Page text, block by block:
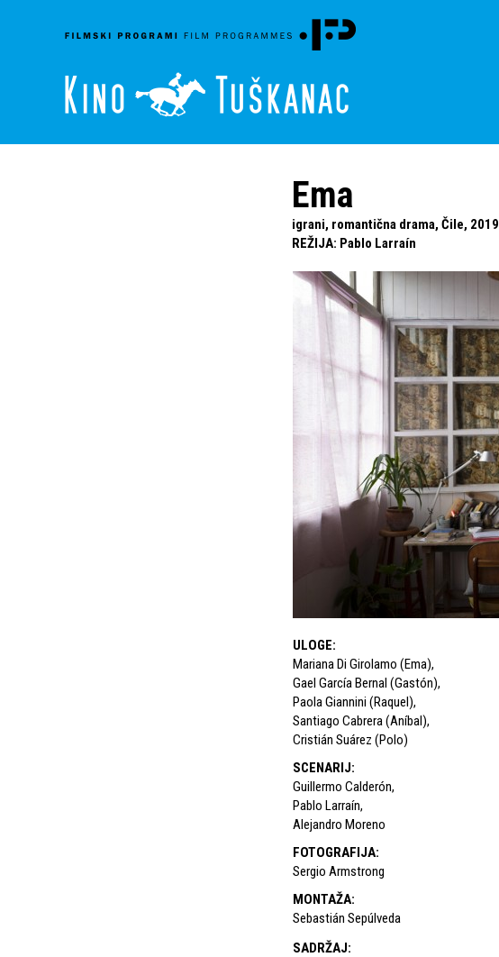
Ema
igrani, romantična drama, Čile, 2019
REŽIJA: Pablo Larraín
ULOGE:
Mariana Di Girolamo (Ema),
Gael García Bernal (Gastón),
Paola Giannini (Raquel),
Santiago Cabrera (Aníbal),
Cristián Suárez (Polo)
SCENARIJ:
Guillermo Calderón,
Pablo Larraín,
Alejandro Moreno
FOTOGRAFIJA:
Sergio Armstrong
MONTAŽA:
Sebastián Sepúlveda
SADRŽAJ: